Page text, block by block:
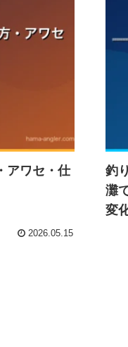
アワセ・仕
2026.05.15
釣
灘
変